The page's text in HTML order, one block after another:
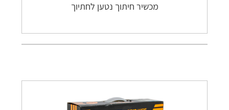
מכשיר חיתוך נטען לחתיוך